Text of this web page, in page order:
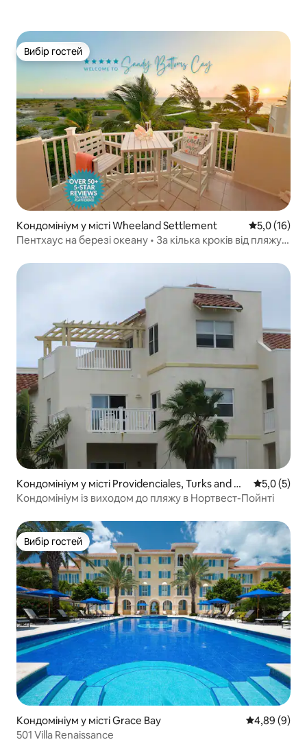
Вибір гостей
Вибір гостей
Кондомініум у місті Wheeland Settlement Середня
5,0 (16)
Пентхаус на березі океану • За кілька кроків від пляжу,
Кондомініум у місті Providenciales, Turks and Ca
icos
Середня
5,0 (5)
Кондомініум із виходом до пляжу в Нортвест-Пойнті
Вибір гостей
Вибір гостей
Кондомініум у місті Grace Bay Середня
4,89 (9)
501 Villa Renaissance